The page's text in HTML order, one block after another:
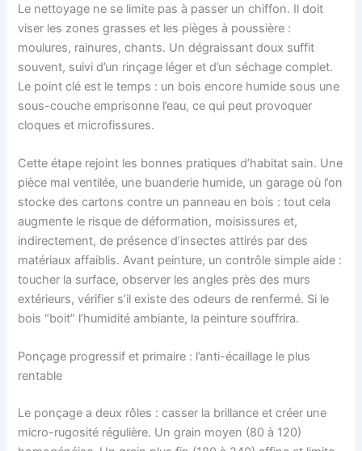
Le nettoyage ne se limite pas à passer un chiffon. Il doit
viser les zones grasses et les pièges à poussière :
moulures, rainures, chants. Un dégraissant doux suffit
souvent, suivi d’un rinçage léger et d’un séchage complet.
Le point clé est le temps : un bois encore humide sous une
sous-couche emprisonne l’eau, ce qui peut provoquer
cloques et microfissures.
Cette étape rejoint les bonnes pratiques d’habitat sain. Une
pièce mal ventilée, une buanderie humide, un garage où l’on
stocke des cartons contre un panneau en bois : tout cela
augmente le risque de déformation, moisissures et,
indirectement, de présence d’insectes attirés par des
matériaux affaiblis. Avant peinture, un contrôle simple aide :
toucher la surface, observer les angles près des murs
extérieurs, vérifier s’il existe des odeurs de renfermé. Si le
bois “boit” l’humidité ambiante, la peinture souffrira.
Ponçage progressif et primaire : l’anti-écaillage le plus
rentable
Le ponçage a deux rôles : casser la brillance et créer une
micro-rugosité régulière. Un grain moyen (80 à 120)